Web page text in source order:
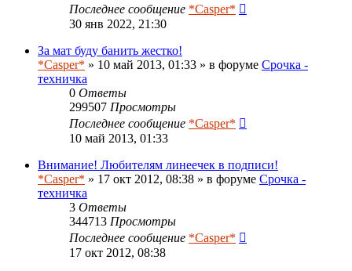
Последнее сообщение *Casper*
30 янв 2022, 21:30
За мат буду банить жестко!
*Casper* » 10 май 2013, 01:33 » в форуме Срочка -
техничка
0 Ответы
299507 Просмотры
Последнее сообщение *Casper*
10 май 2013, 01:33
Внимание! Любителям линеечек в подписи!
*Casper* » 17 окт 2012, 08:38 » в форуме Срочка -
техничка
3 Ответы
344713 Просмотры
Последнее сообщение *Casper*
17 окт 2012, 08:38